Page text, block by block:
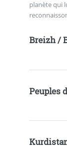
planète qui
Breizh /
Peuples